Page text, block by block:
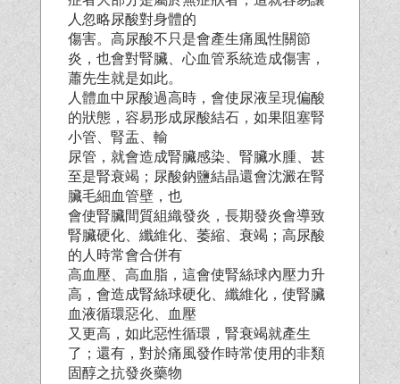
人忽略尿酸對身體的
傷害。高尿酸不只是會產生痛風性關節
炎，也會對腎臟、心血管系統造成傷害，
蕭先生就是如此。
人體血中尿酸過高時，會使尿液呈現偏酸
的狀態，容易形成尿酸結石，如果阻塞腎
小管、腎盂、輸
尿管，就會造成腎臟感染、腎臟水腫、甚
至是腎衰竭；尿酸鈉鹽結晶還會沈澱在腎
臟毛細血管壁，也
會使腎臟間質組織發炎，長期發炎會導致
腎臟硬化、纖維化、萎縮、衰竭；高尿酸
的人時常會合併有
高血壓、高血脂，這會使腎絲球內壓力升
高，會造成腎絲球硬化、纖維化，使腎臟
血液循環惡化、血壓
又更高，如此惡性循環，腎衰竭就產生
了；還有，對於痛風發作時常使用的非類
固醇之抗發炎藥物